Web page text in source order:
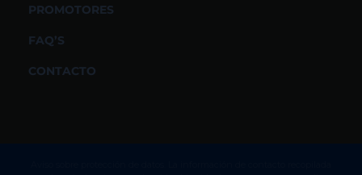
PROMOTORES
FAQ’S
CONTACTO